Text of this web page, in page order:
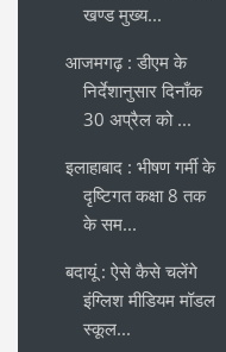
खण्ड मुख्य...
आजमगढ़ : डीएम के
निर्देशानुसार दिनाँक
30 अप्रैल को ...
इलाहाबाद : भीषण गर्मी के
दृष्टिगत कक्षा 8 तक
के सम...
बदायूं : ऐसे कैसे चलेंगे
इंग्लिश मीडियम मॉडल
स्कूल...